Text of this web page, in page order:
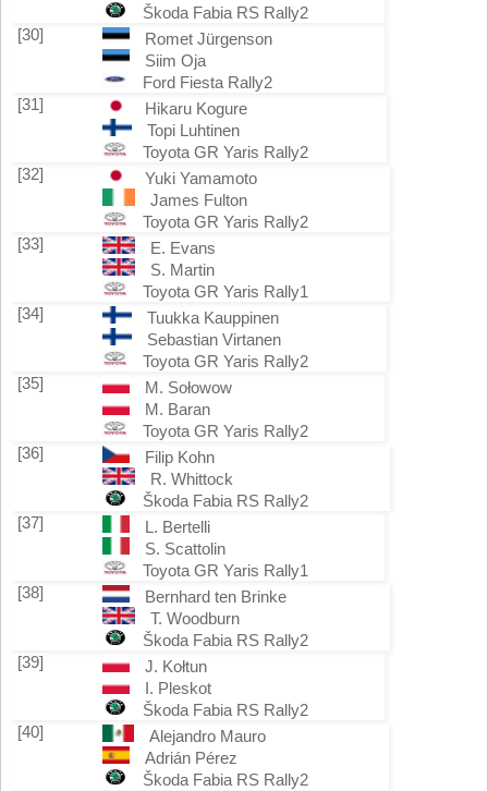
Škoda Fabia RS Rally2
[30]
Romet Jürgenson
Siim Oja
Ford Fiesta Rally2
[31]
Hikaru Kogure
Topi Luhtinen
Toyota GR Yaris Rally2
[32]
Yuki Yamamoto
James Fulton
Toyota GR Yaris Rally2
[33]
E. Evans
S. Martin
Toyota GR Yaris Rally1
[34]
Tuukka Kauppinen
Sebastian Virtanen
Toyota GR Yaris Rally2
[35]
M. Sołowow
M. Baran
Toyota GR Yaris Rally2
[36]
Filip Kohn
R. Whittock
Škoda Fabia RS Rally2
[37]
L. Bertelli
S. Scattolin
Toyota GR Yaris Rally1
[38]
Bernhard ten Brinke
T. Woodburn
Škoda Fabia RS Rally2
[39]
J. Kołtun
I. Pleskot
Škoda Fabia RS Rally2
[40]
Alejandro Mauro
Adrián Pérez
Škoda Fabia RS Rally2